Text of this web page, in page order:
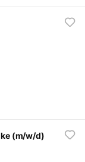
(m/w/d)